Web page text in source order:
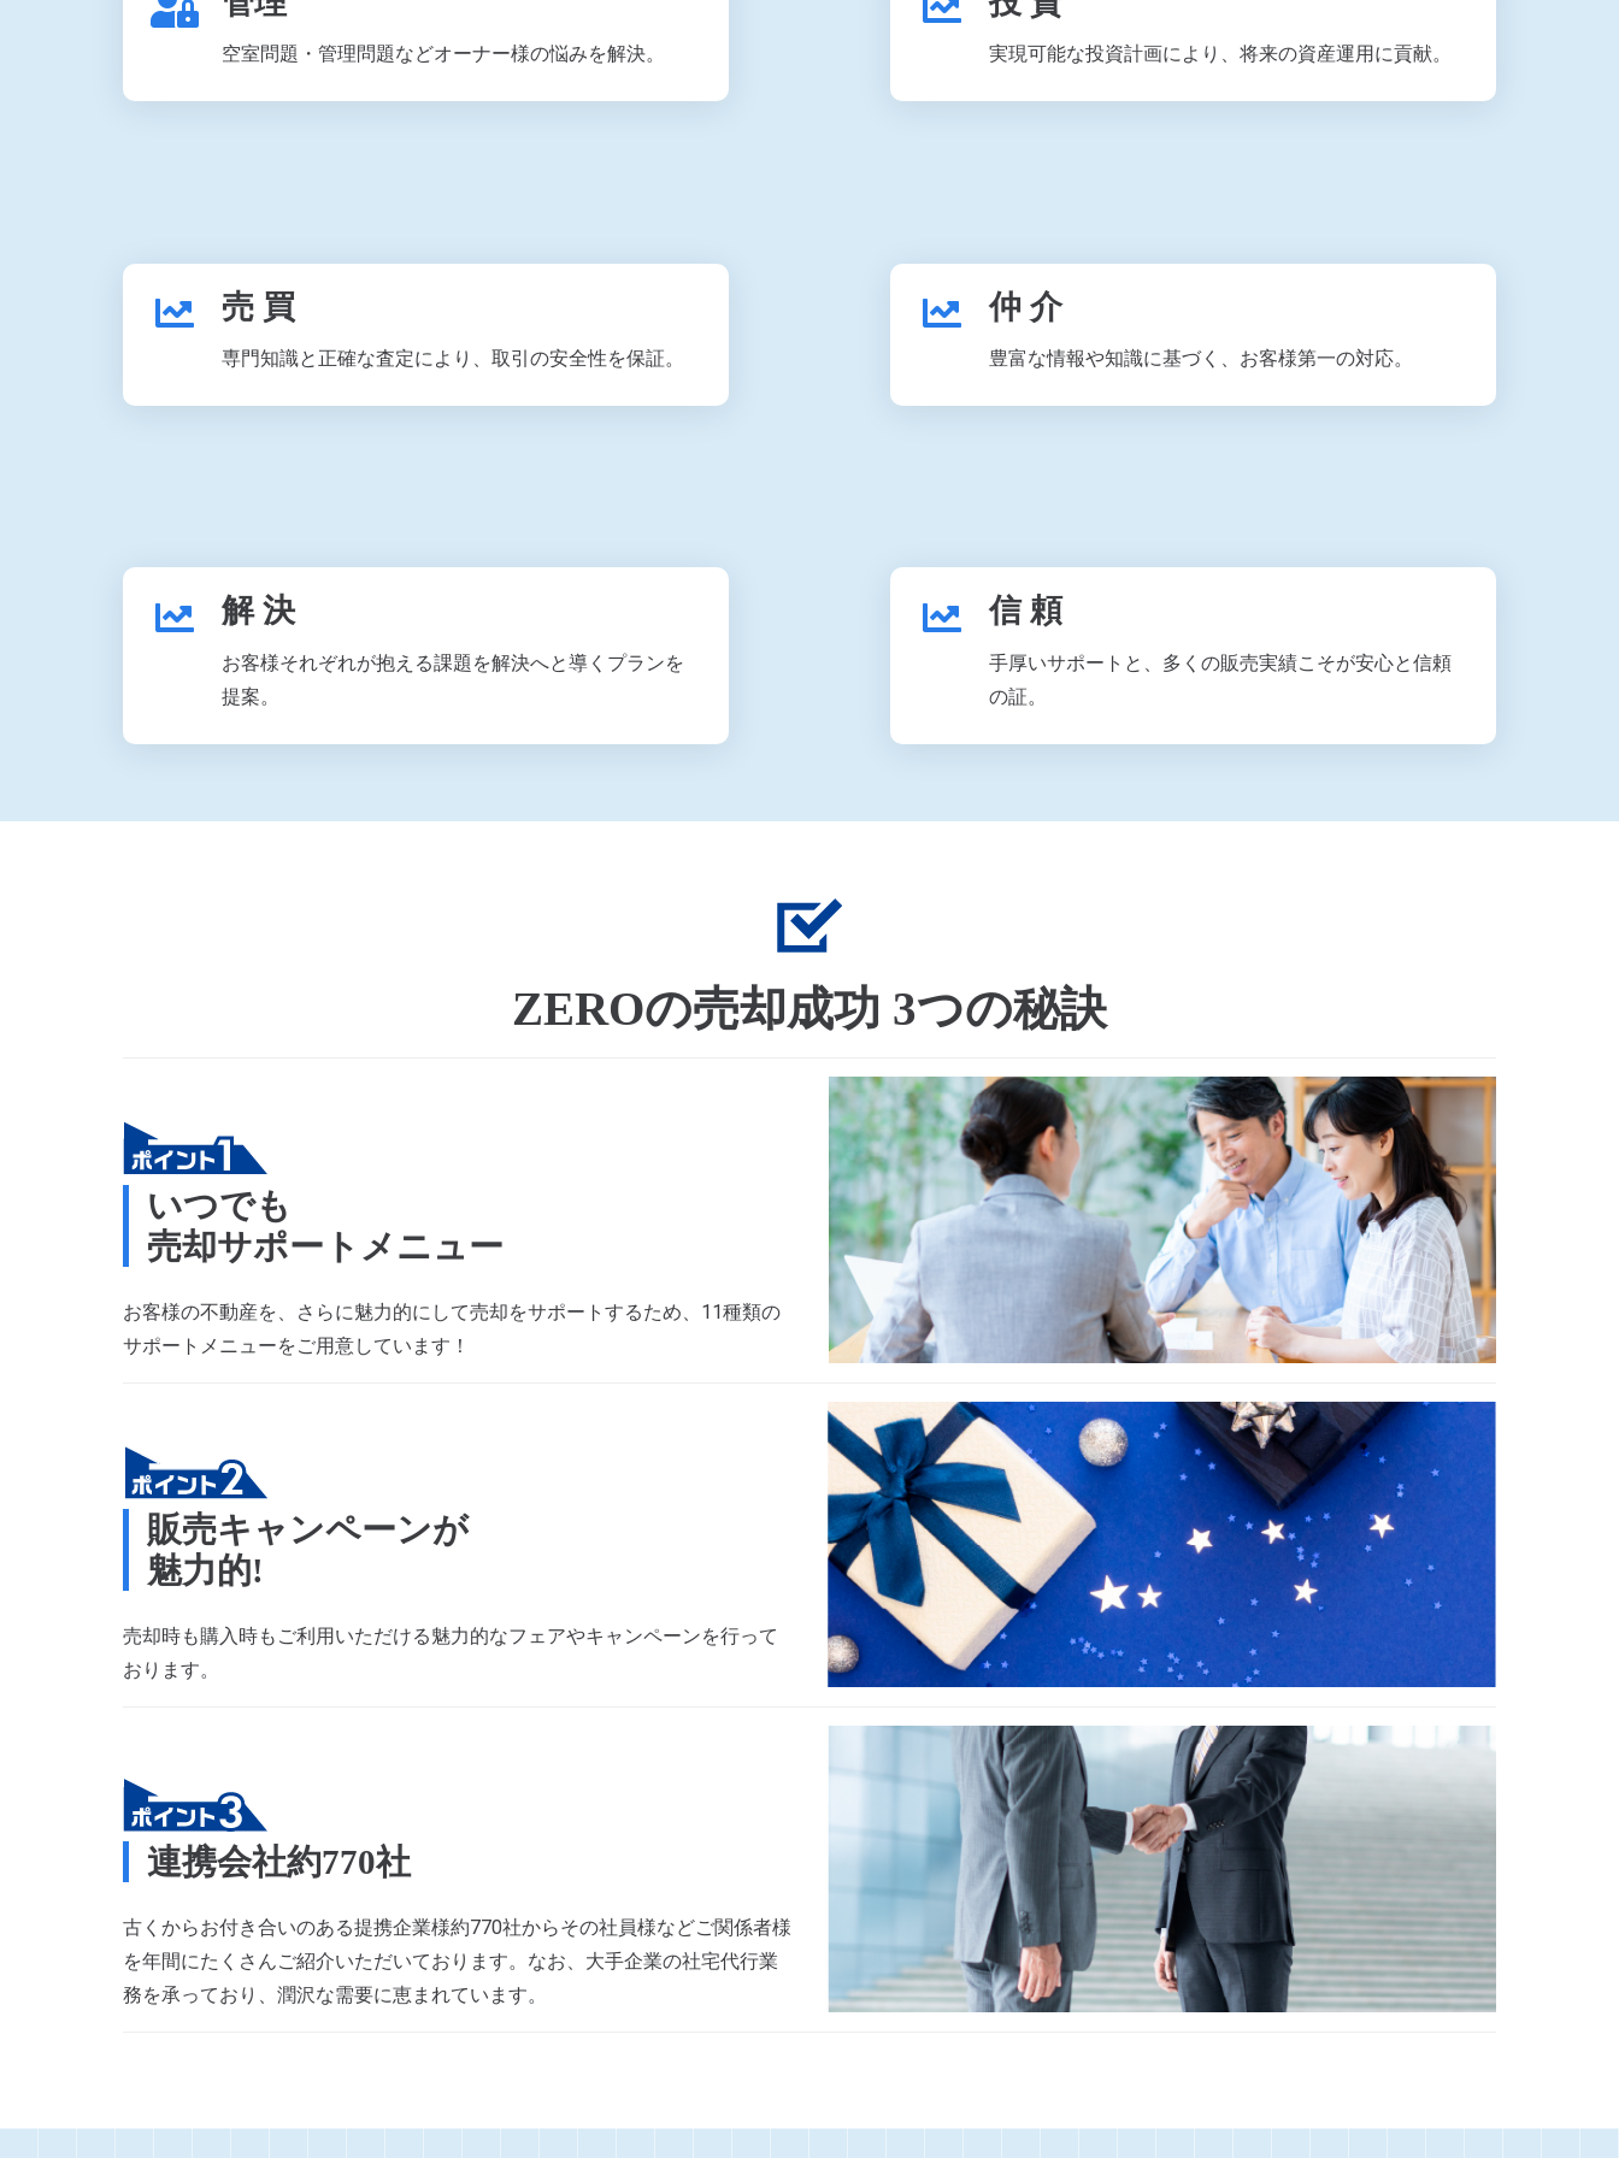
空室問題・管理問題などオーナー様の悩みを解決。 実現可能な投資計画により、将来の資産運用に貢献。
売 買
専門知識と正確な査定により、取引の安全性を保証。
仲 介
豊富な情報や知識に基づく、お客様第一の対応。
解 決
お客様それぞれが抱える課題を解決へと導くプランを
提案。
信 頼
手厚いサポートと、多くの販売実績こそが安心と信頼
の証。
ZEROの売却成功 3つの秘訣
いつでも
売却サポートメニュー
お客様の不動産を、さらに魅力的にして売却をサポートするため、11種類の
サポートメニューをご用意しています！
販売キャンペーンが
魅力的!
売却時も購入時もご利用いただける魅力的なフェアやキャンペーンを行って
おります。
連携会社約770社
古くからお付き合いのある提携企業様約770社からその社員様などご関係者様
を年間にたくさんご紹介いただいております。なお、大手企業の社宅代行業
務を承っており、潤沢な需要に恵まれています。